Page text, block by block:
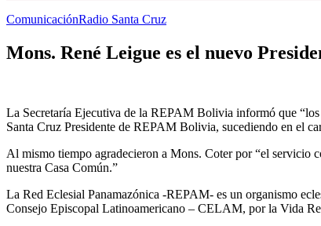
ComunicaciónRadio Santa Cruz
Mons. René Leigue es el nuevo
La Secretaría Ejecutiva de la REPAM Bolivia informó que
Santa Cruz Presidente de REPAM Bolivia, sucediendo en el
Al mismo tiempo agradecieron a Mons. Coter por “el servicio
nuestra Casa Común.”
La Red Eclesial Panamazónica -REPAM- es un organismo
Consejo Episcopal Latinoamericano – CELAM, por la Vida